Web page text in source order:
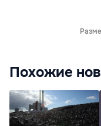
Похожие